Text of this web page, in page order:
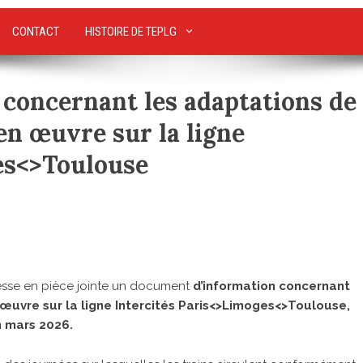
CONTACT HISTOIRE DE TEPLG
les adaptations de
œuvre sur la ligne
en pièce jointe un document d’information concernant
sur la ligne Intercités Paris<>Limoges<>Toulouse,
2026.